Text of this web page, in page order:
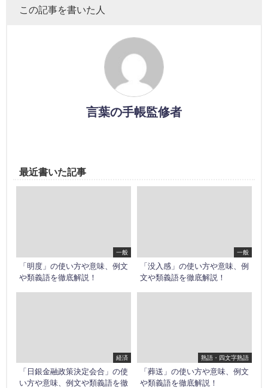
この記事を書いた人
言葉の手帳監修者
最近書いた記事
一般
「明度」の使い方や意味、例文
や類義語を徹底解説！
一般
「没入感」の使い方や意味、例
文や類義語を徹底解説！
経済
「日銀金融政策決定会合」の使
い方や意味、例文や類義語を徹
熟語・四文字熟語
「葬送」の使い方や意味、例文
や類義語を徹底解説！